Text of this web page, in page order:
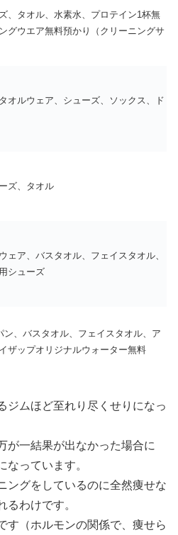
、タオル、水素水、プロテイン1杯無
グウエア無料預かり（クリーニングサ
オルウェア、シューズ、ソックス、ド
ズ、タオル
ェア、バスタオル、フェイスタオル、
シューズ
ン、バスタオル、フェイスタオル、ア
ザップオリジナルウォーター無料
ジムほど至れり尽くせりになっ
が一結果が出なかった場合に
なっています。
ングをしているのに全然痩せな
るわけです。
す（ホルモンの関係で、痩せら